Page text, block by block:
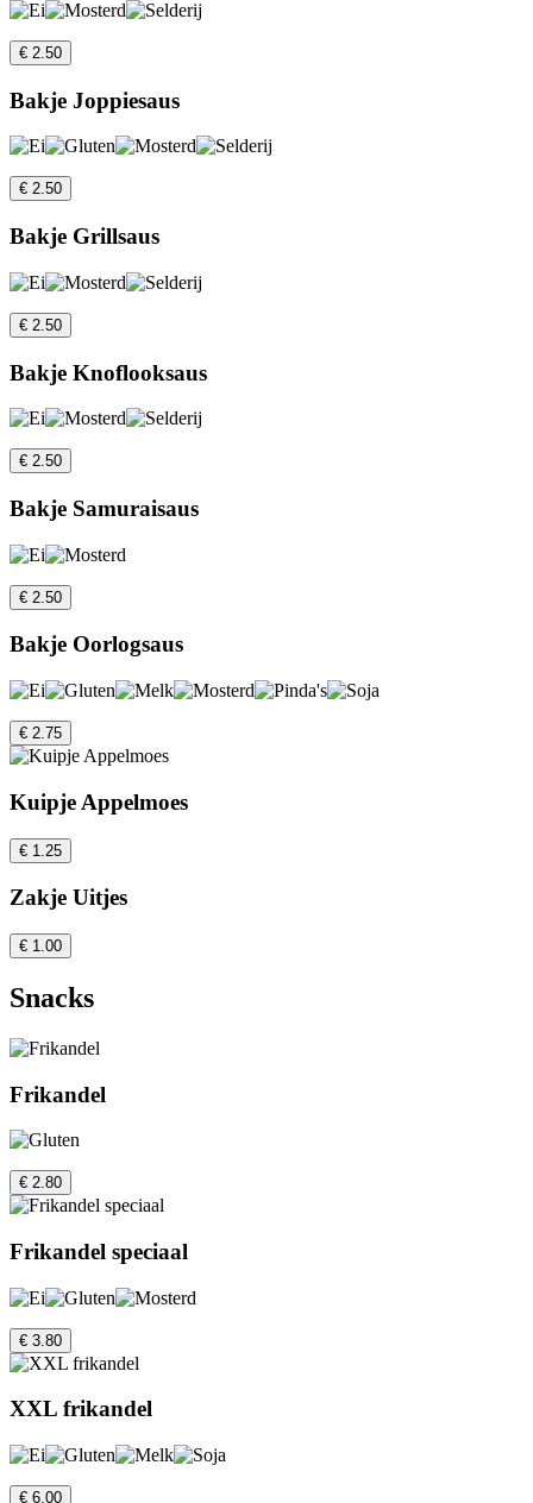
€ 2.50
Bakje Joppiesaus
€ 2.50
Bakje Grillsaus
€ 2.50
Bakje Knoflooksaus
€ 2.50
Bakje Samuraisaus
€ 2.50
Bakje Oorlogsaus
€ 2.75
Kuipje Appelmoes
€ 1.25
Zakje Uitjes
€ 1.00
Snacks
Frikandel
€ 2.80
Frikandel speciaal
€ 3.80
XXL frikandel
€ 6.00